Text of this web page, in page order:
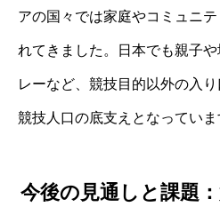
アの国々では家庭やコミュニ
れてきました。日本でも親子
レーなど、競技目的以外の入
競技人口の底支えとなっていま
今後の見通しと課題